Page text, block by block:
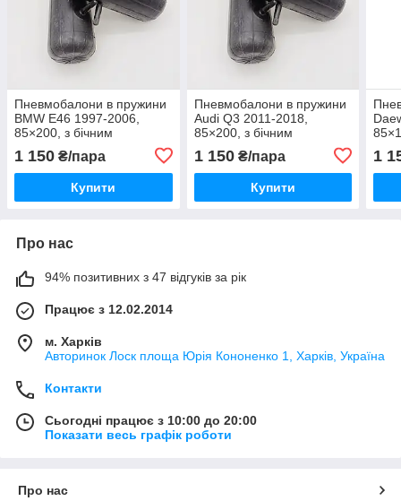
Пневмобалони в пружини
BMW E46 1997-2006,
85×200, з бічним
1 150 ₴/пара
Купити
Пневмобалони в пружини
Audi Q3 2011-2018,
85×200, з бічним
1 150₴/пара
Купити
1
Про нас
94% позитивних з 47 відгуків за рік
Працює з 12.02.2014
м. Харків
Авторинок Лоск площа Юрія Кононенко 1, Харків, Україна
Контакти
Сьогодні працює з 10:00 до 20:00
Показати весь графік роботи
Про нас